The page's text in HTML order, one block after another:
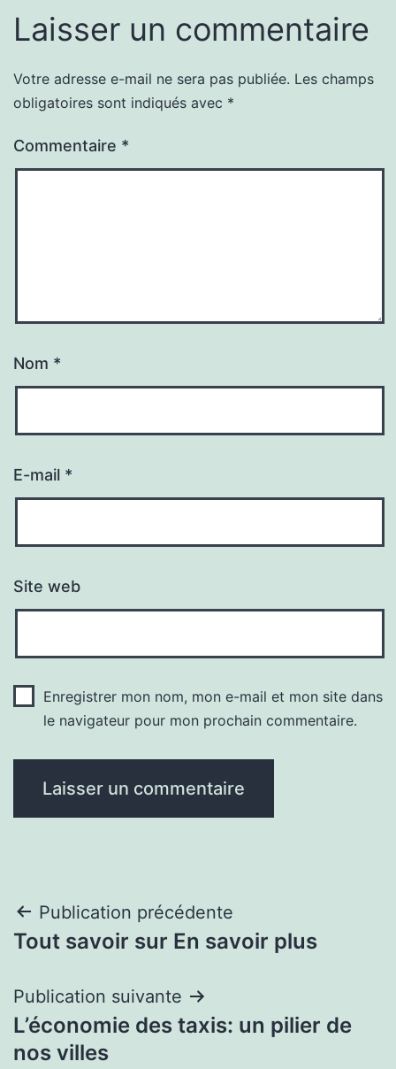
Laisser un commentaire
Votre adresse e-mail ne sera pas publiée. Les champs
obligatoires sont indiqués avec *
Commentaire *
Nom *
E-mail *
Site web
Enregistrer mon nom, mon e-mail et mon site dans
le navigateur pour mon prochain commentaire.
Navigation
de
l’article
Publication précédente
Tout savoir sur En savoir plus
Publication suivante
L’économie des taxis: un pilier de
nos villes